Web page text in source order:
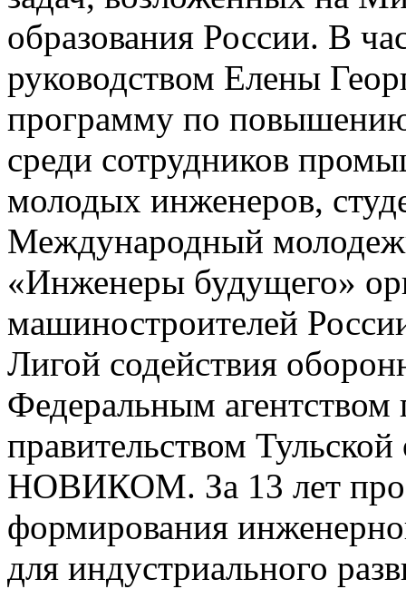
образования России. В
руководством Елены
программу по
среди сотрудников
молодых инженеров,
Международный
«Инженеры будущего»
машиностроителей
Лигой содействия
Федеральным
правительством
НОВИКОМ. За 13 лет
формирования
для индустриального